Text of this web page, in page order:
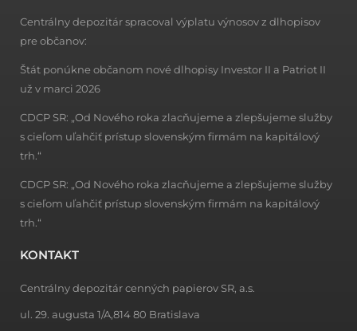
Centrálny depozitár spracoval výplatu výnosov z dlhopisov
pre občanov:
Štát ponúkne občanom nové dlhopisy Investor II a Patriot II
už v marci 2026
CDCP SR: „Od Nového roka zlacňujeme a zlepšujeme služby
s cieľom uľahčiť prístup slovenským firmám na kapitálový
trh.“
CDCP SR: „Od Nového roka zlacňujeme a zlepšujeme služby
s cieľom uľahčiť prístup slovenským firmám na kapitálový
trh.“
KONTAKT
Centrálny depozitár cenných papierov SR, a.s.
ul. 29. augusta 1/A,814 80 Bratislava